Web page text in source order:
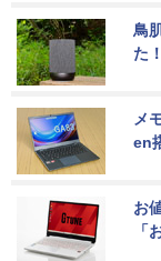
鳥
た！
メ
en
お
「